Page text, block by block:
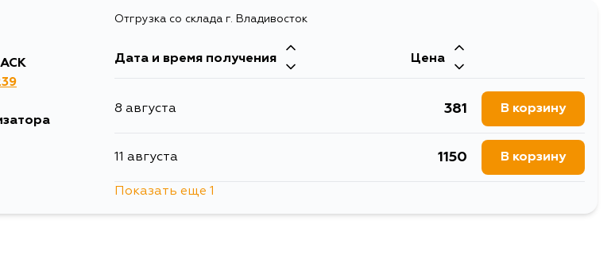
17 августа
19 августа 209
Отгрузка со склада г. Владивосток
Дата и время получения Цена
8 августа 381 В корзину
11 августа 1150 В корзину
Показать еще 1